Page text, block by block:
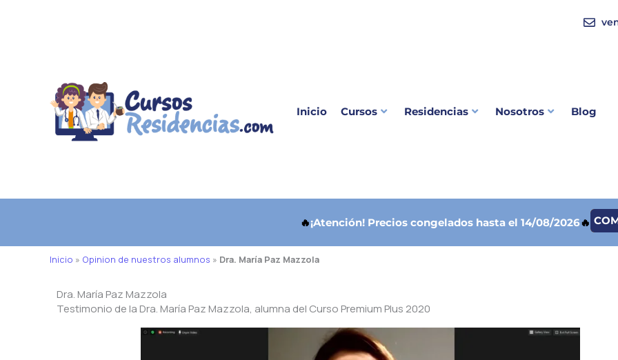
Inicio Cursos Residencias Nosotros Blog
🔥¡Atención! Precios congelados hasta el 14/08/2026🔥
Inicio » Opinion de nuestros alumnos » Dra. María Paz Mazzola
Dra. María Paz Mazzola
Testimonio de la Dra. María Paz Mazzola, alumna del Curso Premium Plus 2020